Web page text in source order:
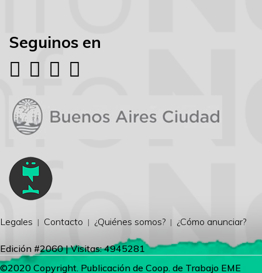
Seguinos en
Legales Contacto ¿Quiénes somos? ¿Cómo anunciar?
Edición #2060 | Visitas: 4945281
©2020 Copyright. Publicación de Coop. de Trabajo EME